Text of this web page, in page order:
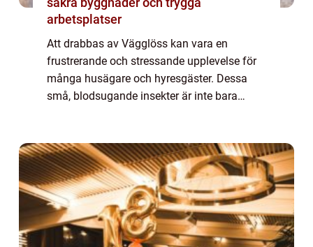
arbetsplatser
Att drabbas av Vägglöss kan vara en
frustrerande och stressande upplevelse för
många husägare och hyresgäster. Dessa
små, blodsugande insekter är inte bara